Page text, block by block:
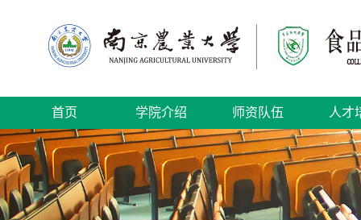
首页 学院介绍 师资队伍 人才